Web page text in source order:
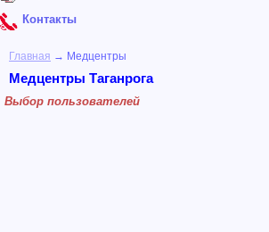
Контакты
Главная → Медцентры
Медцентры Таганрога
Выбор пользователей